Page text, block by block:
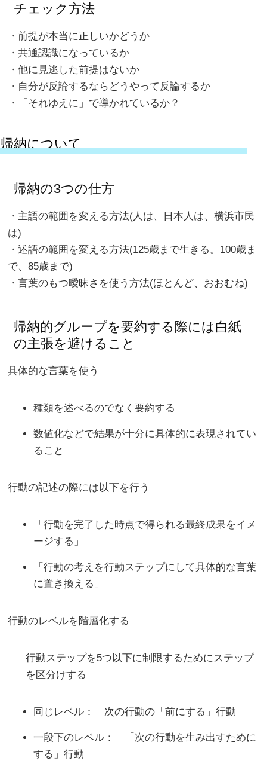
チェック方法
・前提が本当に正しいかどうか
・共通認識になっているか
・他に見逃した前提はないか
・自分が反論するならどうやって反論するか
・「それゆえに」で導かれているか？
帰納について
帰納の3つの仕方
・主語の範囲を変える方法(人は、日本人は、横浜市民
は)
・述語の範囲を変える方法(125歳まで生きる。100歳ま
で、85歳まで)
・言葉のもつ曖昧さを使う方法(ほとんど、おおむね)
帰納的グループを要約する際には白紙
の主張を避けること
具体的な言葉を使う
種類を述べるのでなく要約する
数値化などで結果が十分に具体的に表現されてい
ること
行動の記述の際には以下を行う
「行動を完了した時点で得られる最終成果をイメ
ージする」
「行動の考えを行動ステップにして具体的な言葉
に置き換える」
行動のレベルを階層化する
行動ステップを5つ以下に制限するためにステップ
を区分けする
同じレベル： 次の行動の「前にする」行動
一段下のレベル： 「次の行動を生み出すために
する」行動